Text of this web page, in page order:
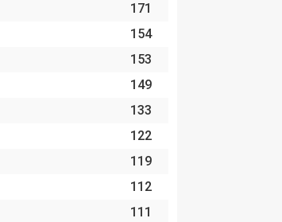
171
154
153
149
133
122
119
112
111